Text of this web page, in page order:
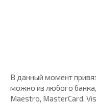
В данный момент
можно из любого
Maestro, MasterCard,